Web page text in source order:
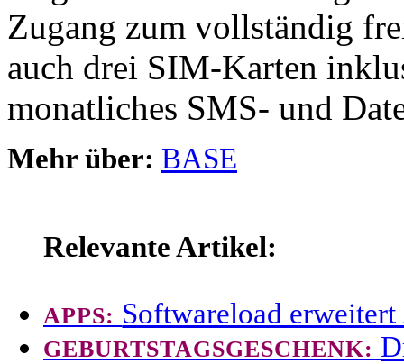
Zugang zum vollständig
auch drei SIM-Karten
monatliches SMS- und
Mehr über: BASE
Relevante Artikel:
APPS: Softwareload
GEBURTSTAGSGESCHENK: